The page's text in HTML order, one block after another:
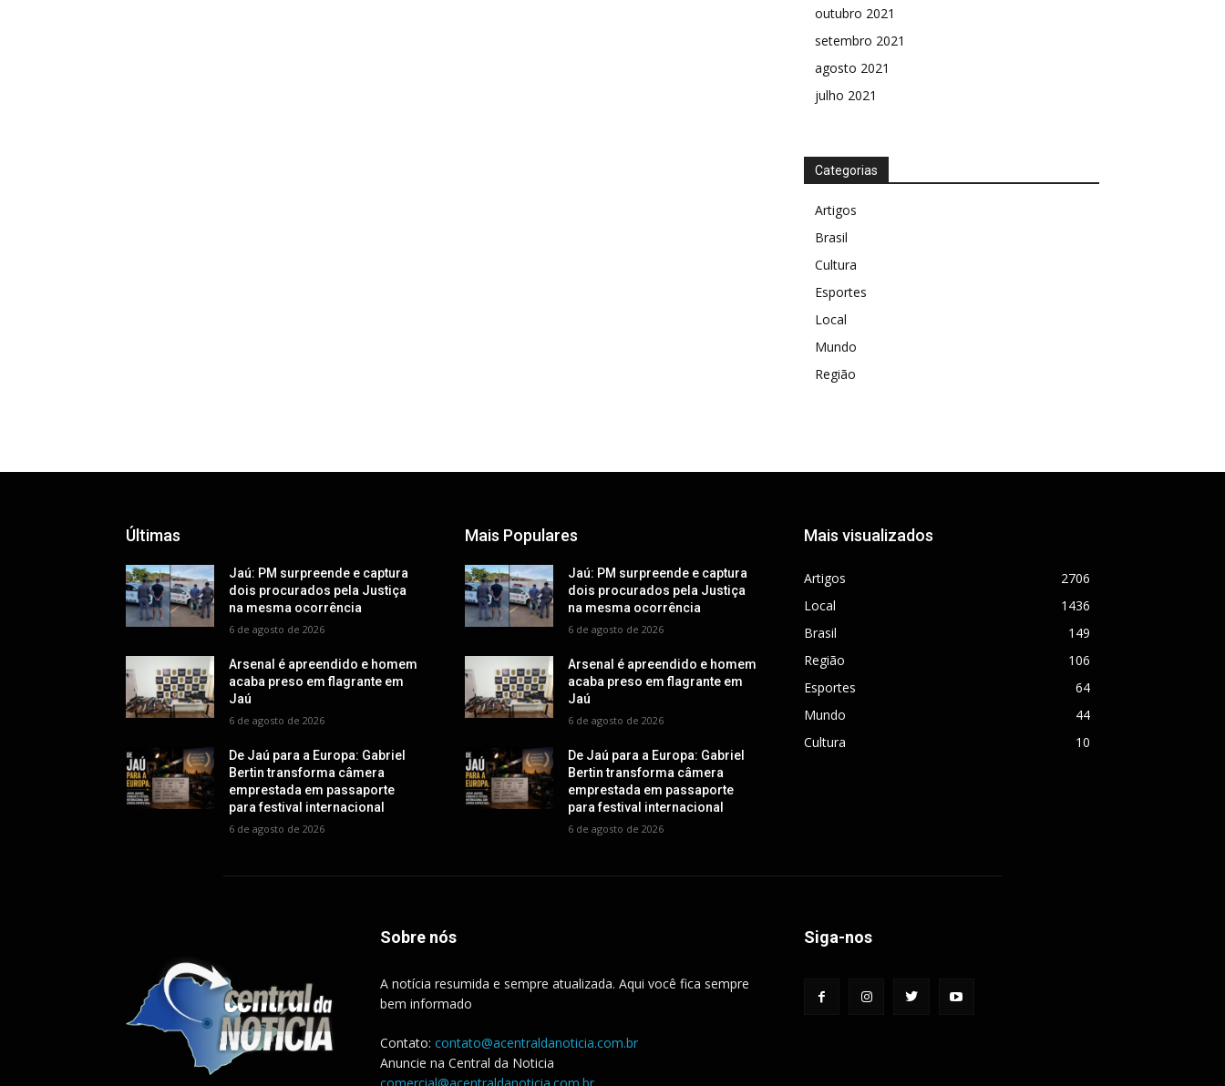
outubro 2021
setembro 2021
agosto 2021
julho 2021
Categorias
Artigos
Brasil
Cultura
Esportes
Local
Mundo
Região
Últimas
Jaú: PM surpreende e captura
dois procurados pela Justiça
na mesma ocorrência
6 de agosto de 2026
Arsenal é apreendido e homem
acaba preso em flagrante em
Jaú
6 de agosto de 2026
De Jaú para a Europa: Gabriel
Bertin transforma câmera
emprestada em passaporte
para festival internacional
6 de agosto de 2026
Mais Populares
Jaú: PM surpreende e captura
dois procurados pela Justiça
na mesma ocorrência
6 de agosto de 2026
Arsenal é apreendido e homem
acaba preso em flagrante em
Jaú
6 de agosto de 2026
De Jaú para a Europa: Gabriel
Bertin transforma câmera
emprestada em passaporte
para festival internacional
6 de agosto de 2026
Mais visualizados
Artigos
2706
Local
1436
Brasil
149
Região
106
Esportes
64
Mundo
44
Cultura
10
Sobre nós
A notícia resumida e sempre atualizada. Aqui você fica sempre
bem informado
Contato: contato@acentraldanoticia.com.br
Anuncie na Central da Noticia
Siga-nos